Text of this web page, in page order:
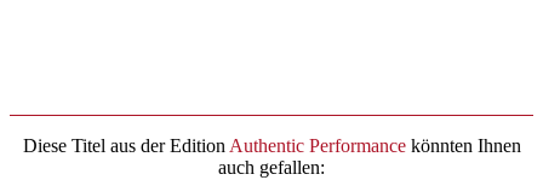
Diese Titel aus der Edition Authentic Performancekönnten Ihnen
auch gefallen: